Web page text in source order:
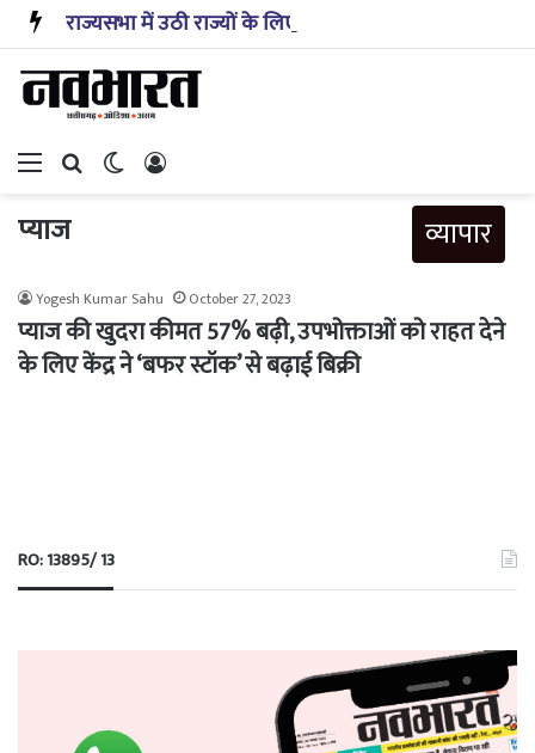
Menu Search forSwitch skin
प्याज व्यापार
Yogesh Kumar Sahu October 27, 2023
प्याज की खुदरा कीमत 57% बढ़ी, उपभोक्ताओं को राहत देने
के लिए केंद्र ने ‘बफर स्टॉक’ से बढ़ाई बिक्री
RO: 13895/ 13